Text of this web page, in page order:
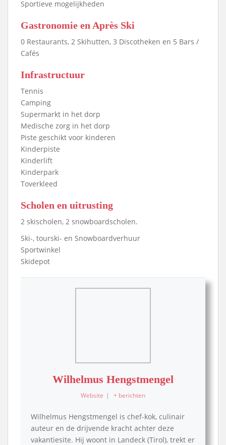
Sportieve mogelijkheden
Gastronomie en Après Ski
0 Restaurants, 2 Skihutten, 3 Discotheken en 5 Bars /
Cafés
Infrastructuur
Tennis
Camping
Supermarkt in het dorp
Medische zorg in het dorp
Piste geschikt voor kinderen
Kinderpiste
Kinderlift
Kinderpark
Toverkleed
Scholen en uitrusting
2 skischolen, 2 snowboardscholen.
Ski-, tourski- en Snowboardverhuur
Sportwinkel
Skidepot
Wilhelmus Hengstmengel
Website | + berichten
Wilhelmus Hengstmengel is chef-kok, culinair
auteur en de drijvende kracht achter deze
vakantiesite. Hij woont in Landeck (Tirol), trekt er